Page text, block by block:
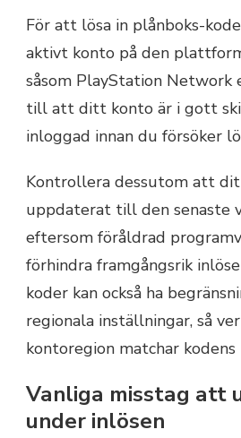
För att lösa in plånboks-
aktivt konto på den
såsom PlayStation Network
till att ditt konto är i gott
inloggad innan du försöker
Kontrollera dessutom att
uppdaterat till den senaste
eftersom föråldrad
förhindra framgångsrik
koder kan också ha
regionala inställningar, så
kontoregion matchar kodens
Vanliga misstag att
under inlösen